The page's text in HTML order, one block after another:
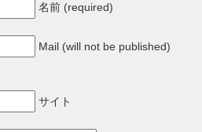
名前 (required)
Mail (will not be published)
サイト